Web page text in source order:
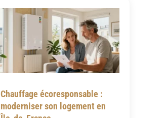
Chauffage écoresponsable :
moderniser son logement en